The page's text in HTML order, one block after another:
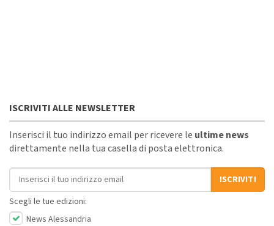
ISCRIVITI ALLE NEWSLETTER
Inserisci il tuo indirizzo email per ricevere le ultime news
direttamente nella tua casella di posta elettronica.
Indirizzo email
ISCRIVITI
Scegli le tue edizioni:
News Alessandria